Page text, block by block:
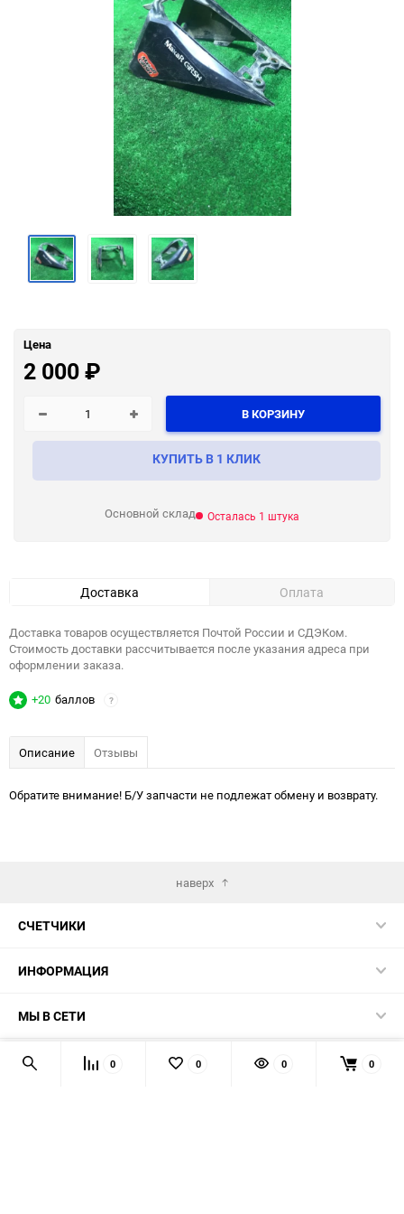
Цена
2 000₽
В КОРЗИНУ
КУПИТЬ В 1 КЛИК
Основной склад Осталась 1 штука
Доставка Оплата
Доставка товаров осуществляется Почтой России и СДЭКом.
Стоимость доставки рассчитывается после указания адреса при
оформлении заказа.
+20 баллов ?
Описание Отзывы
Обратите внимание! Б/У запчасти не подлежат обмену и возврату.
наверх
СЧЕТЧИКИ
ИНФОРМАЦИЯ
МЫ В СЕТИ
КОНТАКТЫ 0 0 0 0